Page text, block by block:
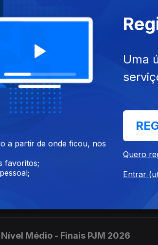
Jovens Músicos de 2026, comentada por
e o vencedor Dinis Cabrita.
Finais PJM 2026
Jovens Músicos de 2026, com os
Gonçalo Rebelo.
Superior - Finais PJM 2026
e António
Médio - Finais PJM 2026
a partir de onde ficou, nos
favoritos;
Uma
Quero
Entrar